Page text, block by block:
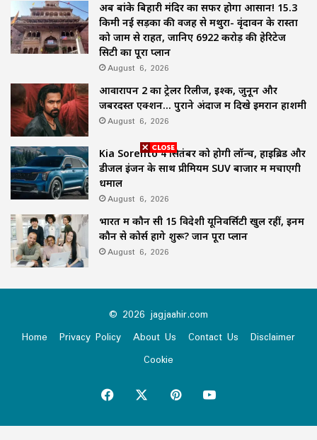
अब बांके बिहारी मंदिर का सफर होगा आसान! 15.3
किमी नई सड़कों की वजह से मथुरा- वृंदावन के रास्तों
को जाम से राहत, जानिए 6922 करोड़ की हेरिटेज
सिटी का पूरा प्लान
August 6, 2026
आवारापन 2 का ट्रेलर रिलीज, इश्क, जुनून और
जबरदस्त एक्शन… पुराने अंदाज में दिखे इमरान हाशमी
August 6, 2026
Kia Sorento 4 सितंबर को होगी लॉन्च, हाइब्रिड और
डीजल इंजन के साथ प्रीमियम SUV बाजार में मचाएगी
धमाल
August 6, 2026
भारत में कौन सी 15 विदेशी यूनिवर्सिटी खुल रहीं, इनमें
कौन से कोर्स होंगे शुरू? जानें पूरा प्लान
August 6, 2026
© 2026 jagjaahir.com
Home
Privacy Policy About Us Contact Us
Disclaimer
Cookie
Facebook PinterestYouTube